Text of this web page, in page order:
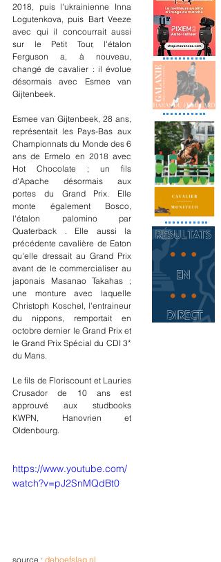
2018, puis l'ukrainienne Inna
Logutenkova, puis Bart Veeze
avec qui il concourrait aussi
sur le Petit Tour, l'étalon
Ferguson a, à nouveau,
changé de cavalier : il évolue
désormais avec Esmee van
Gijtenbeek.
Esmee van Gijtenbeek, 28 ans,
représentait les Pays-Bas aux
Championnats du Monde des 6
ans de Ermelo en 2018 avec
Hot Chocolate ; un fils
d'Apache désormais aux
portes du Grand Prix. Elle
monte également Bosco,
l'étalon palomino par
Quaterback . Elle aussi la
précédente cavalière de Eaton
qu'elle dressait au Grand Prix
avant de le commercialiser au
japonais Masanao Takahas ;
une monture avec laquelle
Christoph Koschel, l'entraineur
du nippons, remportait en
octobre dernier le Grand Prix et
le Grand Prix Spécial du CDI 3*
du Mans.
Le fils de Floriscount et Lauries
Crusador de 10 ans est
approuvé aux studbooks
KWPN, Hanovrien et
Oldenbourg.
https://www.youtube.com/
watch?v=pJ2SnMQdBt0
source : dehoefslag.nl